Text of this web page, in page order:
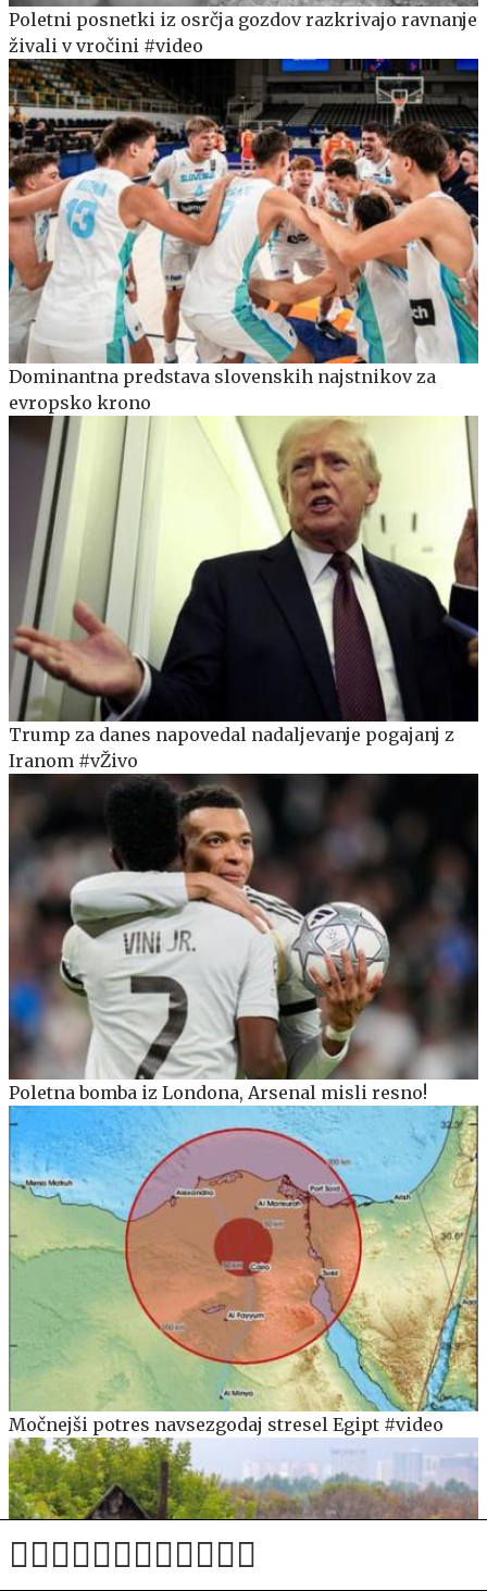
Poletni posnetki iz osrčja gozdov razkrivajo ravnanje
živali v vročini #video
Dominantna predstava slovenskih najstnikov za
evropsko krono
Trump za danes napovedal nadaljevanje pogajanj z
Iranom #vŽivo
Poletna bomba iz Londona, Arsenal misli resno!
Močnejši potres navsezgodaj stresel Egipt #video